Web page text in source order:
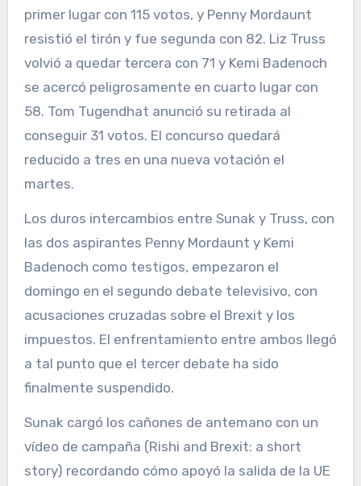
primer lugar con 115 votos, y Penny Mordaunt
resistió el tirón y fue segunda con 82. Liz Truss
volvió a quedar tercera con 71 y Kemi Badenoch
se acercó peligrosamente en cuarto lugar con
58. Tom Tugendhat anunció su retirada al
conseguir 31 votos. El concurso quedará
reducido a tres en una nueva votación el
martes.
Los duros intercambios entre Sunak y Truss, con
las dos aspirantes Penny Mordaunt y Kemi
Badenoch como testigos, empezaron el
domingo en el segundo debate televisivo, con
acusaciones cruzadas sobre el Brexit y los
impuestos. El enfrentamiento entre ambos llegó
a tal punto que el tercer debate ha sido
finalmente suspendido.
Sunak cargó los cañones de antemano con un
vídeo de campaña (Rishi and Brexit: a short
story) recordando cómo apoyó la salida de la UE